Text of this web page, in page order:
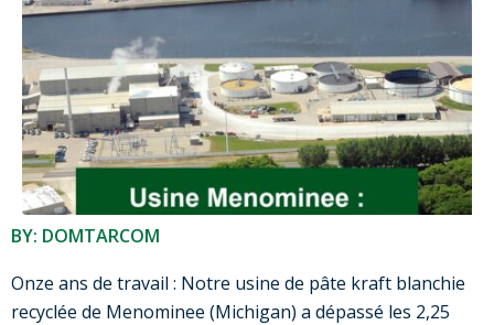
BY: DOMTARCOM
Onze ans de travail : Notre usine de pâte kraft blanchie
recyclée de Menominee (Michigan) a dépassé les 2,25